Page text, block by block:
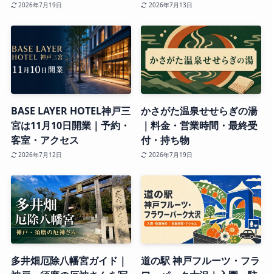
2026年7月19日 2026年7月13日
BASE LAYER HOTEL神戸三
宮は11月10日開業｜予約・
客室・アクセス
2026年7月12日
かさがた温泉せせらぎの湯
｜料金・営業時間・最終受
付・持ち物
2026年7月19日
多井畑厄除八幡宮ガイド｜
道の駅 神戸フルーツ・フラ